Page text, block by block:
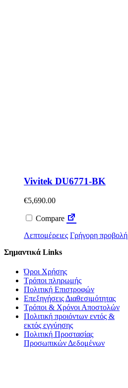
Vivitek DU6771-BK
€5,690.00
Compare
Λεπτομέρειες Γρήγορη προβολή
Σημαντικά Links
Όροι Χρήσης
Τρόποι πληρωμής
Πολιτική Επιστροφών
Επεξηγήσεις Διαθεσιμότητας
Τρόποι & Χρόνοι Αποστολών
Πολιτική προιόντων εντός &
εκτός εγγύησης
Πολιτική Προστασίας
Προσωπικών Δεδομένων